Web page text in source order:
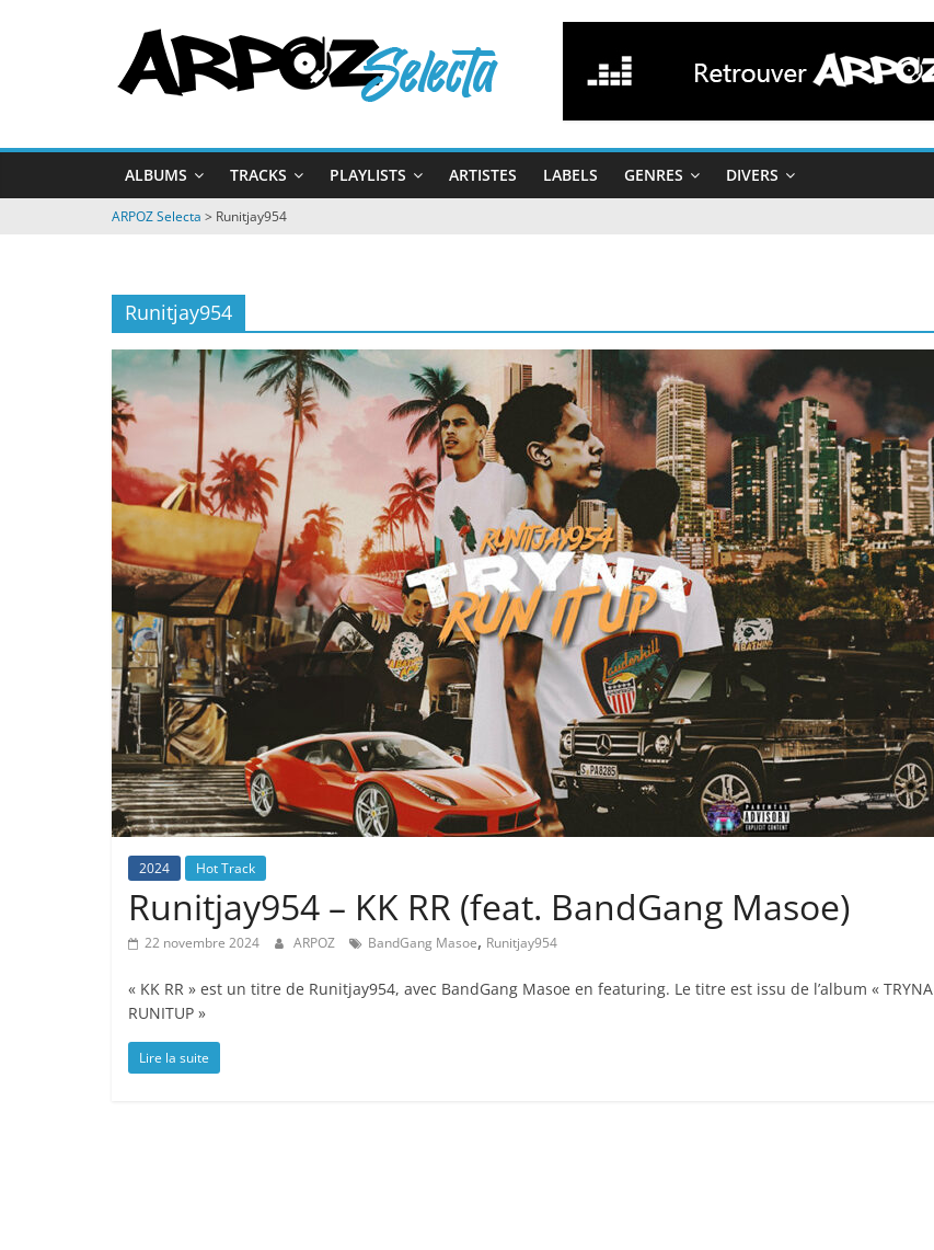
ARPOZ
Selecta
by
ARPOZ
&
ALBUMS TRACKS PLAYLISTS ARTISTES LABELS GENRES DIVERS
ARPOZ Selecta > Runitjay954
Runitjay954
2024 Hot Track
Runitjay954 – KK RR (feat. BandGang Masoe)
22 novembre 2024 ARPOZ BandGang Masoe, Runitjay954
« KK RR » est un titre de Runitjay954, avec BandGang Masoe en featuring. Le titre est issu de l’album « TRYNA
RUNITUP »
Lire la suite